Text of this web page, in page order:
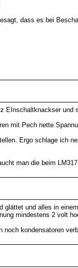
dass es bei
EInschaltknackser und
mit Pech nette
Ergo schlage ich
man die beim
glättet und alles in
mindestens 2 volt
kondensatoren